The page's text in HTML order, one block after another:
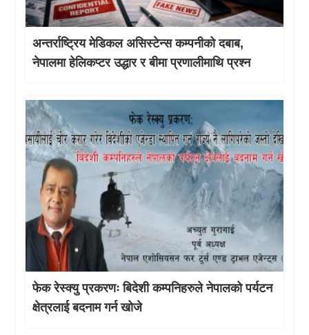
अन्तर्राष्ट्रिय मेडिकल असिस्टेन्स कम्पनीको दबाब,
नेपालमा हेलिकप्टर उद्धार र बीमा प्रणालीमाथि प्रश्न
फेक रेस्क्यु प्रकरणः बिदेशी कम्पनिहरुले नेपालको पर्यटन
क्षेत्रलाई बदनाम गर्न खोजे